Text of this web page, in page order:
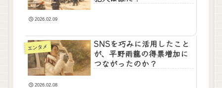
2026.02.09
エンタメ
SNSを巧みに活用したこと
が、平野雨龍の得票増加に
つながったのか？
2026.02.08